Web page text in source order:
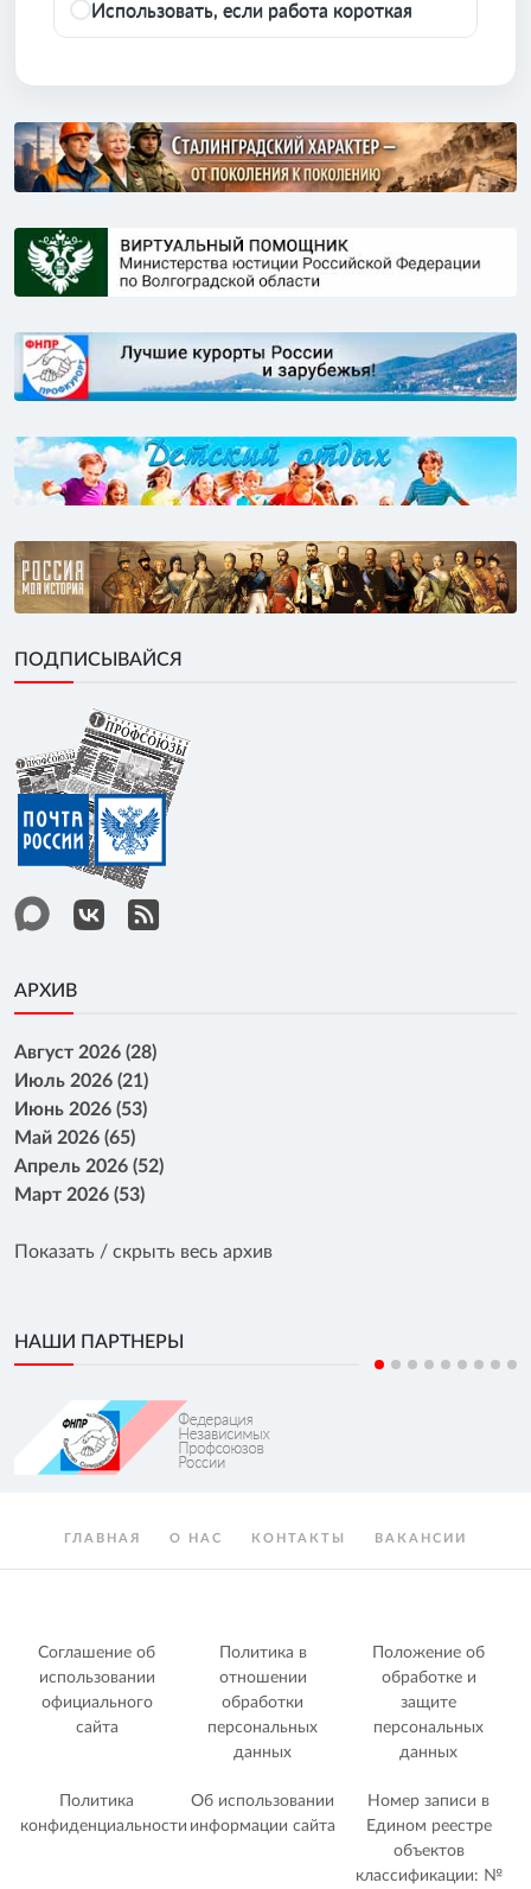
Использовать, если работа короткая
ПОДПИСЫВАЙСЯ
АРХИВ
Август 2026 (28)
Июль 2026 (21)
Июнь 2026 (53)
Май 2026 (65)
Апрель 2026 (52)
Март 2026 (53)
Показать / скрыть весь архив
НАШИ ПАРТНЕРЫ
ГЛАВНАЯ О НАС КОНТАКТЫ ВАКАНСИИ
Соглашение об
использовании
официального
сайта
Политика в
отношении
обработки
персональных
данных
Положение об
обработке и
защите
персональных
данных
Политика
конфиденциальности
Об использовании
информации сайта
Номер записи в
Едином реестре
объектов
классификации: №